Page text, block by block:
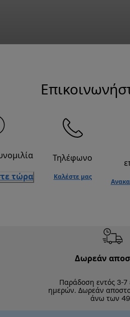
τώρα
Τηλέφωνο
Καλέστε μας
Δωρεάν
Παράδοση εντός 3-7
ημερών. Δωρεάν
άνω των